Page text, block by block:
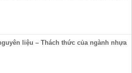
liệu – Thách thức của ngành nhựa